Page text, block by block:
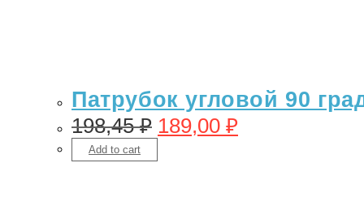
Патрубок угловой 90
198,45₽ 189,00 ₽
Add to cart